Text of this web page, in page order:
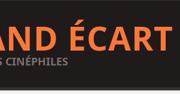
ÉCART
CINÉPHILES